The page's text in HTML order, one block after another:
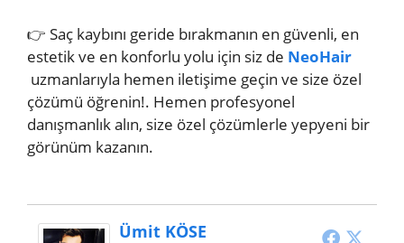
👉 Saç kaybını geride bırakmanın en güvenli, en
estetik ve en konforlu yolu için siz de NeoHair
uzmanlarıyla hemen iletişime geçin ve size özel
çözümü öğrenin!. Hemen profesyonel
danışmanlık alın, size özel çözümlerle yepyeni bir
görünüm kazanın.
Ümit KÖSE